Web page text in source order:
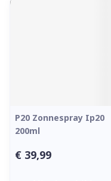
P20 Zonnespray Ip20
200ml
€ 39,99